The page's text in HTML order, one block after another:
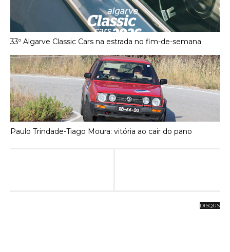
33º Algarve Classic Cars na estrada no fim-de-semana
Paulo Trindade-Tiago Moura: vitória ao cair do pano
DISQUS